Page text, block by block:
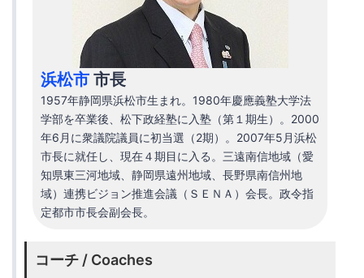
浜松市 市長
1957年静岡県浜松市生まれ。1980年慶應義塾大学法
学部を卒業後、松下政経塾に入塾（第１期生）。2000
年6月に衆議院議員に初当選（2期）。2007年5月浜松
市長に就任し、現在４期目に入る。三遠南信地域（愛
知県東三河地域、静岡県遠州地域、長野県南信州地
域）連携ビジョン推進会議（ＳＥＮＡ）会長。政令指
定都市市長会副会長。
コーチ / Coaches